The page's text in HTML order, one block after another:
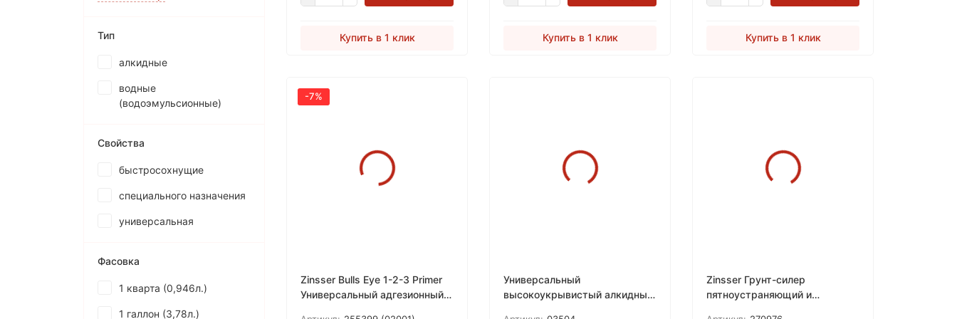
Купить в 1 клик Купить в 1 клик Купить в 1 клик
-7%
Zinsser Bulls Eye 1-2-3 Primer
Универсальный адгезионный
Универсальный
высокоукрывистый алкидный
Zinsser Грунт-силер
пятноустраняющий и
Тип
алкидные
водные
(водоэмульсионные)
Свойства
быстросохнущие
специального назначения
универсальная
Фасовка
1 кварта (0,946л.)
1 галлон (3,78л.)